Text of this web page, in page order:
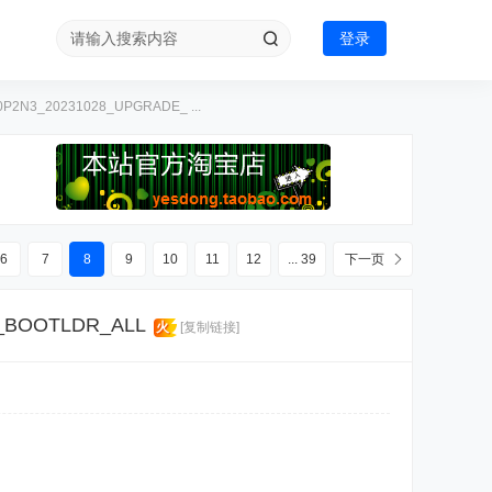
登录
...
6 7 8 9 10 11 12 ... 39 下一页
火 [复制链接]